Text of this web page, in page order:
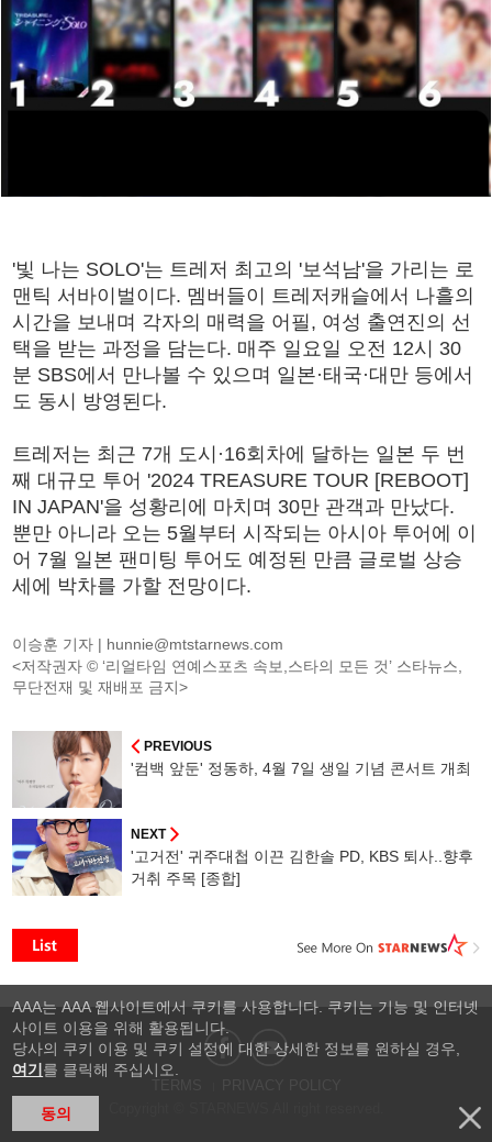
'빛 나는 SOLO'는 트레저 최고의 '보석남'을 가리는 로
맨틱 서바이벌이다. 멤버들이 트레저캐슬에서 나흘의
시간을 보내며 각자의 매력을 어필, 여성 출연진의 선
택을 받는 과정을 담는다. 매주 일요일 오전 12시 30
분 SBS에서 만나볼 수 있으며 일본·태국·대만 등에서
도 동시 방영된다.
트레저는 최근 7개 도시·16회차에 달하는 일본 두 번
째 대규모 투어 '2024 TREASURE TOUR [REBOOT]
IN JAPAN'을 성황리에 마치며 30만 관객과 만났다.
뿐만 아니라 오는 5월부터 시작되는 아시아 투어에 이
어 7월 일본 팬미팅 투어도 예정된 만큼 글로벌 상승
세에 박차를 가할 전망이다.
이승훈 기자 | hunnie@mtstarnews.com
<저작권자 © ‘리얼타임 연예스포츠 속보,스타의 모든 것’ 스타뉴스,
무단전재 및 재배포 금지>
PREVIOUS
'컴백 앞둔' 정동하, 4월 7일 생일 기념 콘서트 개최
NEXT
'고거전' 귀주대첩 이끈 김한솔 PD, KBS 퇴사..향후
거취 주목 [종합]
AAA는 AAA 웹사이트에서 쿠키를 사용합니다. 쿠키는 기능 및 인터넷
사이트 이용을 위해 활용됩니다.
당사의 쿠키 이용 및 쿠키 설정에 대한 상세한 정보를 원하실 경우,
여기 를 클릭해 주십시오.
동의